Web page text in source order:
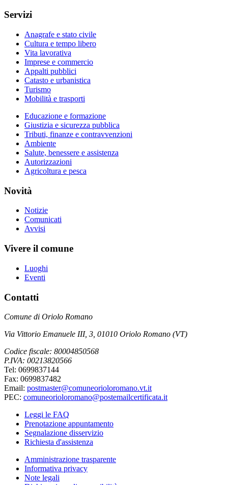
Servizi
Anagrafe e stato civile
Cultura e tempo libero
Vita lavorativa
Imprese e commercio
Appalti pubblici
Catasto e urbanistica
Turismo
Mobilità e trasporti
Educazione e formazione
Giustizia e sicurezza pubblica
Tributi, finanze e contravvenzioni
Ambiente
Salute, benessere e assistenza
Autorizzazioni
Agricoltura e pesca
Novità
Notizie
Comunicati
Avvisi
Vivere il comune
Luoghi
Eventi
Contatti
Comune di Oriolo Romano
Via Vittorio Emanuele III, 3, 01010 Oriolo Romano (VT)
Codice fiscale: 80004850568
P.IVA: 00213820566
Tel: 0699837144
Fax: 0699837482
Email: postmaster@comuneorioloromano.vt.it
PEC: comuneorioloromano@postemailcertificata.it
Leggi le FAQ
Prenotazione appuntamento
Segnalazione disservizio
Richiesta d'assistenza
Amministrazione trasparente
Informativa privacy
Note legali